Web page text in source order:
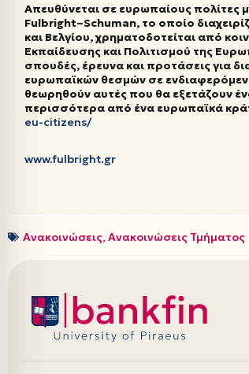
Απευθύνεται σε ευρωπαίους πολίτες
Fulbright–Schuman, το οποίο
και Βελγίου, χρηματοδοτείται από
Εκπαίδευσης και Πολιτισμού της
σπουδές, έρευνα και προτάσεις για
ευρωπαϊκών θεσμών σε
θεωρηθούν αυτές που θα εξετάζουν
περισσότερα από ένα ευρωπαϊκά
eu-citizens/
www.fulbright.gr
Ανακοινώσεις, Ανακοινώσεις Τμήματος